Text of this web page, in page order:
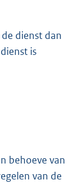
dienst dan
is
behoeve van
van de